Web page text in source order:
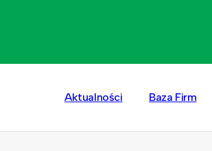
Aktualności Baza Firm